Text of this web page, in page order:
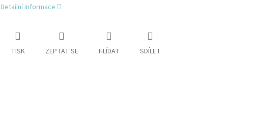
Detailní informace
TISK ZEPTAT SE HLÍDAT SDÍLET